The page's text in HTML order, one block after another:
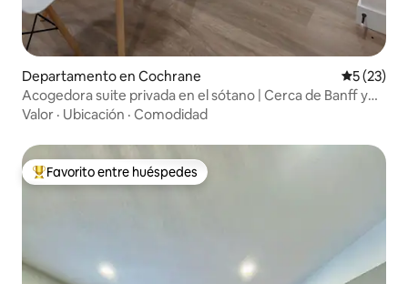
Departamento en Cochrane
5 (23)
Acogedora suite privada en el sótano | Cerca de Banff y
Calgary
Valor · Ubicación · Comodidad
De los mejores en Favorito entre huéspedes
Favorito entre huéspedes